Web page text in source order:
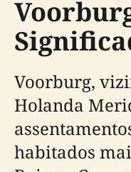
Voorburg,
Holanda
habitados